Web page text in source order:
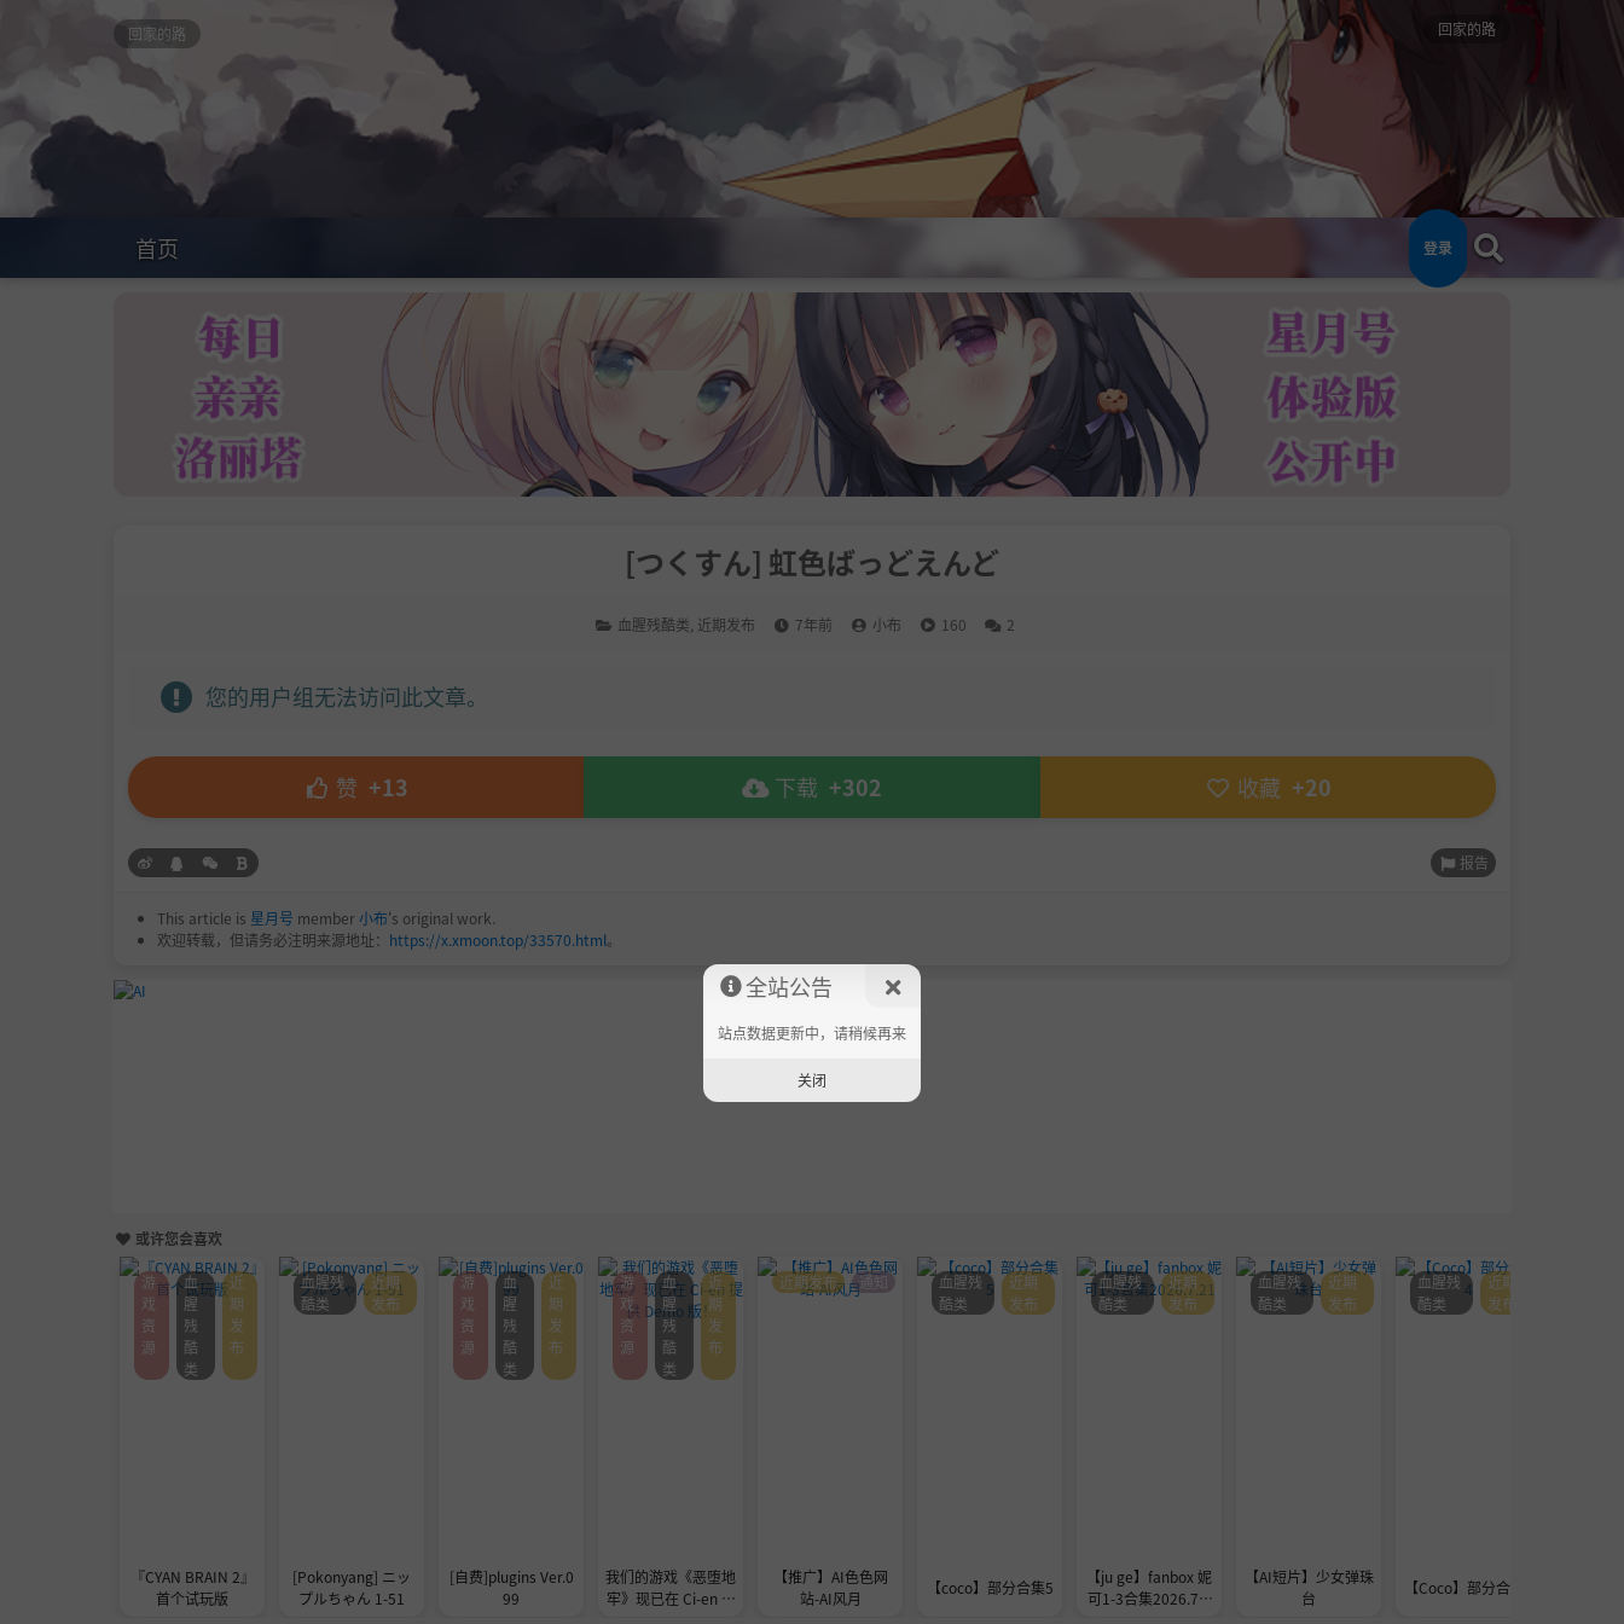
回家的路 回家的路
首页 登录
[つくすん] 虹色ばっどえんど
血腥残酷类 近期发布 7年前 小布 160 2
您的用户组无法访问此文章。
赞 +13 下载 +302 收藏 +20
报告
This article is 星月号 member小布's original work.
欢迎转载，但请务必注明来源地址： https://x.xmoon.top/33570.html。
或许您会喜欢
『CYAN BRAIN 2』
首个试玩版
游
戏
资
源
血
腥
残
酷
类
近
期
发
布
[Pokonyang] ニッ
プルちゃん 1-51
血腥残
酷类
近期
发布
[自费]plugins Ver.0
99
游
戏
资
源
血
腥
残
酷
类
近
期
发
布
我们的游戏《恶堕地
牢》现已在 Ci-en 提
游
戏
资
源
血
腥
残
酷
类
近
期
发
布
【推广】AI色色网
站-AI风月
近期发布 通知
【coco】部分合集5
血腥残
酷类
近期
发布
【ju ge】fanbox 妮
可1-3合集2026.7.2
血腥残
酷类
近期
发布
【AI短片】少女弹珠
台
血腥残
酷类
近期
发布
【Coco】部分合集4
血腥残
酷类
近期
发布
全站公告
站点数据更新中，请稍候再来
关闭